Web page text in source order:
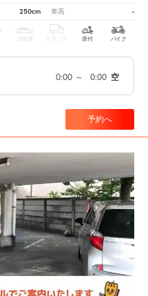
250cm 車高 -
大型車 トラック 原付 バイク
0:00 ～ 0:00 空
予約へ